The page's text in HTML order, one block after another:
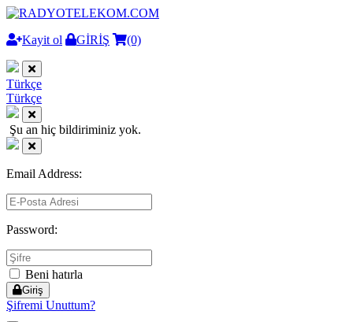
Kayit ol GİRİŞ (0)
Türkçe
Türkçe
Şu an hiç bildiriminiz yok.
Email Address:
Password:
Beni hatırla
Giriş
Şifremi Unuttum?